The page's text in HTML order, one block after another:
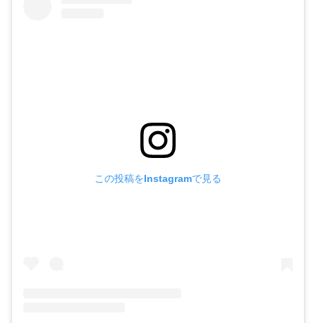
この投稿をInstagramで見る